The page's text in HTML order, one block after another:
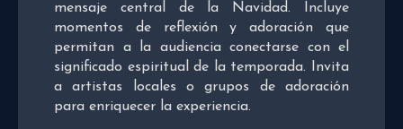
mensaje central de la Navidad. Incluye
momentos de reflexión y adoración que
permitan a la audiencia conectarse con el
significado espiritual de la temporada. Invita
a artistas locales o grupos de adoración
para enriquecer la experiencia.